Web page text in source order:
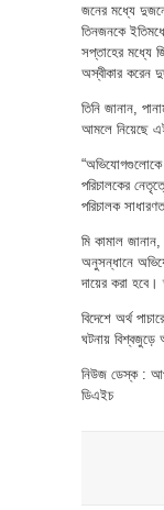
জনের মধ্যে
তিনজনকে
সপ্তাহের মধ্যে
অস্বীকার করেন
তিনি জানান,
আমলে নিয়েছে
পরিচালকের
পরিচালক
মি কামাল
অনুসন্ধানে
দায়ের করা
বিদেশে অর্থ
ঘটনায় বিশ্বজুড়ে
নিউজ ডেস্ক :
ডিএইচ